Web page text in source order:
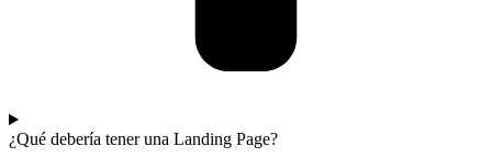
¿Qué debería tener una Landing Page?